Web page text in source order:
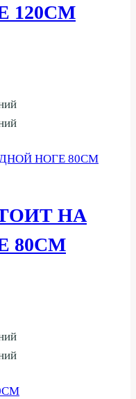
120СМ
НА
80СМ